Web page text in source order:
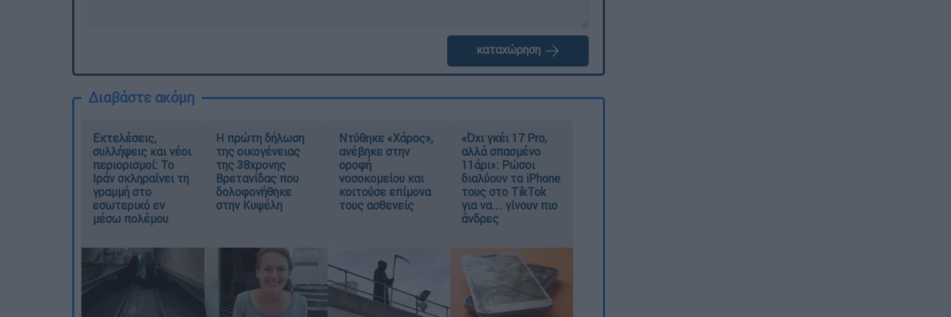
καταχώρηση
Διαβάστε ακόμη
Εκτελέσεις,
συλλήψεις και νέοι
περιορισμοί: Το
Ιράν σκληραίνει τη
γραμμή στο
εσωτερικό εν
μέσω πολέμου
Η πρώτη δήλωση
της οικογένειας
της 38χρονης
Βρετανίδας που
δολοφονήθηκε
στην Κυψέλη
Ντύθηκε «Χάρος»,
ανέβηκε στην
οροφή
νοσοκομείου και
κοιτούσε επίμονα
τους ασθενείς
«Όχι γκέι 17 Pro,
αλλά σπασμένο
11άρι»: Ρώσοι
διαλύουν τα iPhone
τους στο TikTok
για να... γίνουν πιο
άνδρες